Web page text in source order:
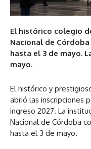
El histórico colegio
Nacional de
hasta el 3 de mayo.
mayo.
El histórico y
abrió las inscripciones
ingreso 2027. La
Nacional de Córdoba
hasta el 3 de mayo.